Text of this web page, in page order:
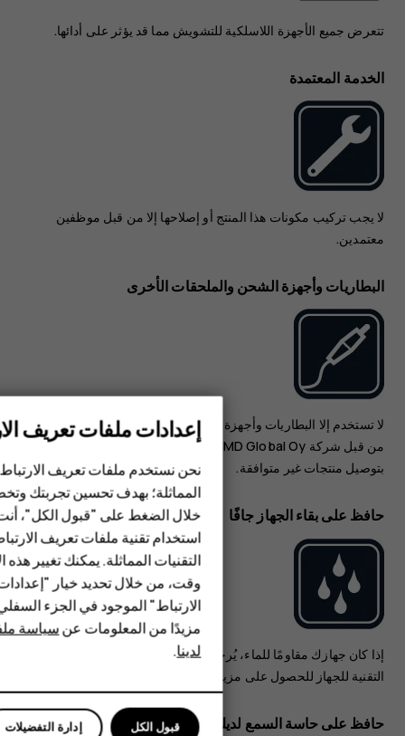
الهواتف الذكية
الهواتف المميزة
الأكسسوارات
HMD Terra M
HMD DUB
HMD Watch
للأعمال
تتعرض جميع الأجهزة اللاسلكية للتشويش مما قد يؤثر على أدائها.
الخدمة المعتمدة
لا يجب تركيب مكونات هذا المنتج أو إصلاحها إلا من قبل موظفين
معتمدين.
البطاريات وأجهزة الشحن والملحقات الأخرى
لا تستخدم إلا البطاريات وأجهزة الشحن والملحقات الأخرى المعتمدة
من قبل شركة HMD Global Oy للاستخدام مع هذا الجهاز. لا تقم
بتوصيل منتجات غير متوافقة.
حافظ على بقاء الجهاز جافًا
التقنية للجهاز للحصول على مزيد من الإرشادات المفصلة.
حافظ على حاسة السمع لديك
إعدادات ملفات تعريف
نحن نستخدم ملفات تعريف
المماثلة؛ بهدف تحسين تجربتك
خلال الضغط على "قبول الكل"،
استخدام تقنية ملفات تعريف
التقنيات المماثلة. يمكنك تغيير
وقت، من خلال تحديد خيار
الارتباط" الموجود في الجزء
مزيدًا من المعلومات عنسياسة
لدينا.
إدارة التفضيلات قبول الكل